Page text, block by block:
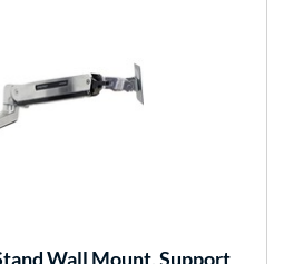
Wall Mount, Support